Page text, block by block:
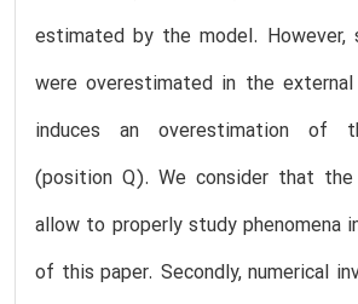
estimated by the model. However,
were overestimated in the external
induces an overestimation of
(position Q). We consider that
allow to properly study phenomena
of this paper. Secondly, numerical